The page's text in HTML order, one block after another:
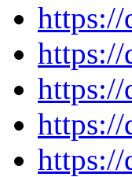
https://
https://
https://
https://
https://